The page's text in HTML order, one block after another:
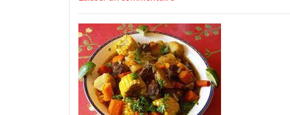
les
Délices
de
la
Cuisine
Sud-
Américaine